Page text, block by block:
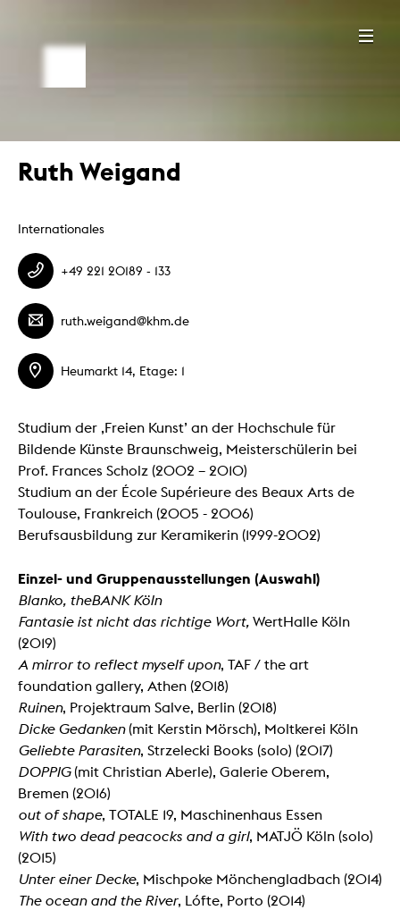
Ruth Weigand
Internationales
+49 221 20189 - 133
ruth.weigand@khm.de
Heumarkt 14, Etage: 1
Studium der ‚Freien Kunst’ an der Hochschule für
Bildende Künste Braunschweig, Meisterschülerin bei
Prof. Frances Scholz (2002 – 2010)
Studium an der École Supérieure des Beaux Arts de
Toulouse, Frankreich (2005 - 2006)
Berufsausbildung zur Keramikerin (1999-2002)
Einzel- und Gruppenausstellungen (Auswahl)
Blanko, theBANK Köln
Fantasie ist nicht das richtige Wort, WertHalle Köln
(2019)
A mirror to reflect myself upon, TAF / the art
foundation gallery, Athen (2018)
Ruinen, Projektraum Salve, Berlin (2018)
Dicke Gedanken(mit Kerstin Mörsch), Moltkerei Köln
Geliebte Parasiten, Strzelecki Books (solo) (2017)
DOPPIG(mit Christian Aberle), Galerie Oberem,
Bremen (2016)
out of shape, TOTALE 19, Maschinenhaus Essen
With two dead peacocks and a girl, MATJÖ Köln (solo)
(2015)
Unter einer Decke, Mischpoke Mönchengladbach (2014)
The ocean and the River, Lófte, Porto (2014)